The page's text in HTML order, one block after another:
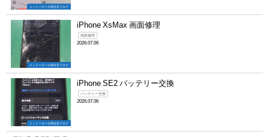
ニットーモール熊谷店ブログ
ニットーモール熊谷店ブログ
iPhone XsMax 画面修理
画面修理
2026.07.06
ニットーモール熊谷店ブログ
iPhone SE2 バッテリー交換
バッテリー交換
2026.07.06